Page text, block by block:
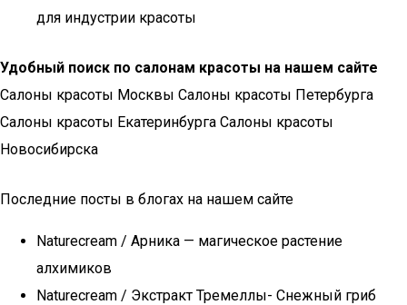
для индустрии красоты
Удобный поиск по салонам красоты на нашем сайте
Салоны красоты Москвы Салоны красоты Петербурга
Салоны красоты Екатеринбурга Салоны красоты
Новосибирска
Последние посты в блогах на нашем сайте
Naturecream / Арника — магическое растение
алхимиков
Naturecream / Экстракт Тремеллы- Снежный гриб